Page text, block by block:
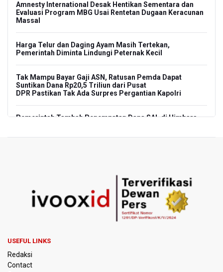
Amnesty International Desak Hentikan Sementara dan
Evaluasi Program MBG Usai Rentetan Dugaan Keracunan
Massal
Harga Telur dan Daging Ayam Masih Tertekan,
Pemerintah Diminta Lindungi Peternak Kecil
Tak Mampu Bayar Gaji ASN, Ratusan Pemda Dapat
Suntikan Dana Rp20,5 Triliun dari Pusat
DPR Pastikan Tak Ada Surpres Pergantian Kapolri
Pemerintah Tambah Penempatan Dana SAL di Himbara
Garuda Pertiwi dan Putri Nusantara akan Bela Indonesia
Aldila dan Janice Berlaga di Sektor Ganda WTA 1000
Toronto dengan Partner Berbeda
Ramai di Media Sosial Soal Rehat Waktu 48 Jam Menuju
Persetujuan AFC
USEFUL LINKS
Redaksi
Contact